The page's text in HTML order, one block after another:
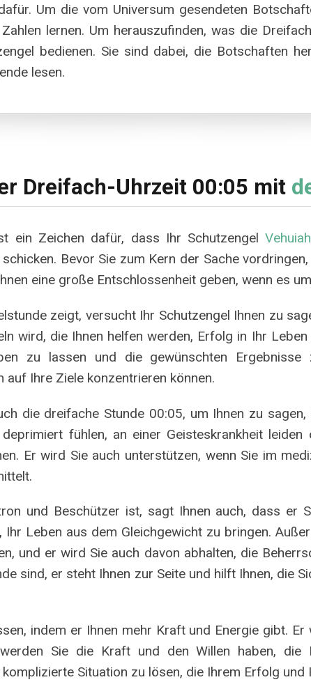
Um die vom Universum gesendeten
lernen. Um herauszufinden, was die
bedienen. Sie sind dabei, die Botschaften
lesen.
Dreifach-Uhrzeit 00:05 mit
ein Zeichen dafür, dass Ihr SchutzengelVehuiah
Bevor Sie zum Kern der Sache
eine große Entschlossenheit geben, wenn es
zeigt, versucht Ihr Schutzengel Ihnen zu
wird, die Ihnen helfen werden, Erfolg in Ihr
zu lassen und die gewünschten
Ihre Ziele konzentrieren können.
die dreifache Stunde 00:05, um Ihnen zu
fühlen, an einer Geisteskrankheit
Er wird Sie auch unterstützen, wenn Sie im
und Beschützer ist, sagt Ihnen auch, dass er
Ihr Leben aus dem Gleichgewicht zu bringen.
und er wird Sie auch davon abhalten, die
sind, er steht Ihnen zur Seite und hilft Ihnen, die
indem er Ihnen mehr Kraft und Energie gibt.
Sie die Kraft und den Willen haben,
Situation zu lösen, die Ihrem Erfolg und